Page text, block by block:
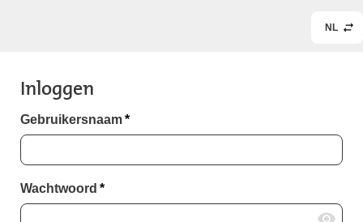
NL
Inloggen
Gebruikersnaam*
Wachtwoord *